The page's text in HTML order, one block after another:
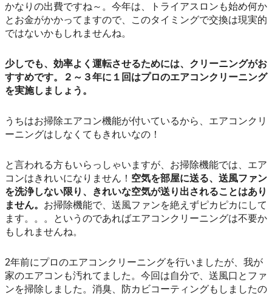
かなりの出費ですね～。今年は、トライアスロンも始め何か
とお金がかかってますので、このタイミングで交換は現実的
ではないかもしれませんね。
少しでも、効率よく運転させるためには、クリーニングがお
すすめです。２～３年に１回はプロのエアコンクリーニング
を実施しましょう。
うちはお掃除エアコン機能が付いているから、エアコンクリ
ーニングはしなくてもきれいなの！
と言われる方もいらっしゃいますが、お掃除機能では、エア
コンはきれいになりません！ 空気を部屋に送る、送風ファン
を洗浄しない限り、きれいな空気が送り出されることはあり
ません。 お掃除機能で、送風ファンを絶えずピカピカにして
ます。。。というのであればエアコンクリーニングは不要か
もしれませんね。
2年前にプロのエアコンクリーニングを行いましたが、我が
家のエアコンも汚れてました。今回は自分で、送風口とファ
ンを掃除しました。消臭、防カビコーティングもしましたの